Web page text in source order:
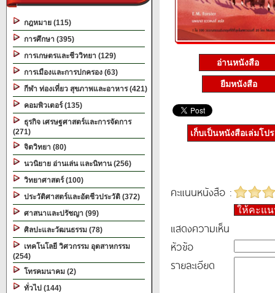
กฎหมาย (115)
การศึกษา (395)
การเกษตรและชีววิทยา (129)
การเมืองและการปกครอง (63)
กีฬา ท่องเที่ยว สุขภาพและอาหาร (421)
คอมพิวเตอร์ (135)
ธุรกิจ เศรษฐศาสตร์และการจัดการ
(271)
จิตวิทยา (80)
นวนิยาย อ่านเล่น และนิทาน (256)
วิทยาศาสตร์ (100)
ประวัติศาสตร์และอัตชีวประวัติ (372)
ศาสนาและปรัชญา (99)
ศิลปะและวัฒนธรรม (78)
เทคโนโลยี วิศวกรรม อุตสาหกรรม
(254)
โทรคมนาคม (2)
ทั่วไป (144)
อ่านหนังสือ
ยืมหนังสือ
เก็บเป็นหนังสือเล่มโป
คะแนนหนังสือ :
ให้คะแ
แสดงความเห็น
หัวข้อ
รายละเอียด